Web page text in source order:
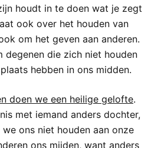
houdt in te doen wat je zegt
ook over het houden van
om het geven aan anderen.
degenen die zich niet houden
hebben in ons midden.
doen we een heilige gelofte.
met iemand anders dochter,
ons niet houden aan onze
ons mijden, want anders